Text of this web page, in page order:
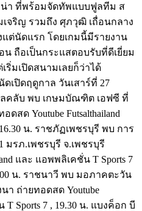
น่า ที่พร้อมจัดทัพแบบฟูลทีม ส
จริญ รวมถึง ศุภวุฒิ เถื่อนกลาง
ต่นัดแรก โดยเกมนี้มีรายงาน
ถือเป็นกระแสตอบรับที่ดีเยี่ยม
ริ่มเปิดสนามเลยก็ว่าได้
เปิดฤดูกาล วันเสาร์ที่ 27
คลับ พบ เกษมบัณฑิต เอฟซี ที่
สด Youtube Futsalthailand
น. ราชภัฏเพชรบุรี พบ การ
มรภ.เพชรบุรี จ.เพชรบุรี
และ แอพพลิเคชั่น T Sports 7
น. ราชนาวี พบ มอภาคตะวัน
า ถ่ายทอดสด Youtube
T Sports 7 , 19.30 น. แบงค็อก บี